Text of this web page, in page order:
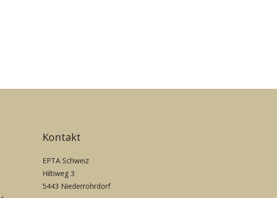
Kontakt
EPTA Schweiz
Hiltiweg 3
5443 Niederrohrdorf